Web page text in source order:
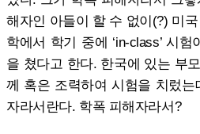
해자인 아들이 할 수 없이(?) 미
학에서 학기 중에 ‘in-class’ 시
을 쳤다고 한다. 한국에 있는 부
께 혹은 조력하여 시험을 치렀
자라서란다. 학폭 피해자라서?